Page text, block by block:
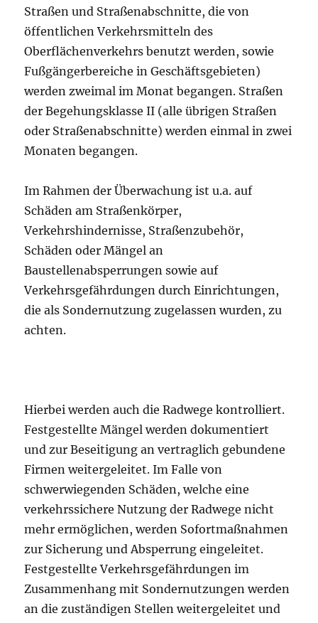
Straßen und Straßenabschnitte, die von
öffentlichen Verkehrsmitteln des
Oberflächenverkehrs benutzt werden, sowie
Fußgängerbereiche in Geschäftsgebieten)
werden zweimal im Monat begangen. Straßen
der Begehungsklasse II (alle übrigen Straßen
oder Straßenabschnitte) werden einmal in zwei
Monaten begangen.
Im Rahmen der Überwachung ist u.a. auf
Schäden am Straßenkörper,
Verkehrshindernisse, Straßenzubehör,
Schäden oder Mängel an
Baustellenabsperrungen sowie auf
Verkehrsgefährdungen durch Einrichtungen,
die als Sondernutzung zugelassen wurden, zu
achten.
Hierbei werden auch die Radwege kontrolliert.
Festgestellte Mängel werden dokumentiert
und zur Beseitigung an vertraglich gebundene
Firmen weitergeleitet. Im Falle von
schwerwiegenden Schäden, welche eine
verkehrssichere Nutzung der Radwege nicht
mehr ermöglichen, werden Sofortmaßnahmen
zur Sicherung und Absperrung eingeleitet.
Festgestellte Verkehrsgefährdungen im
Zusammenhang mit Sondernutzungen werden
an die zuständigen Stellen weitergeleitet und